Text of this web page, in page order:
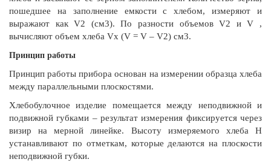
пошедшее на заполнение емкости с хлебом, измеряют и
выражают как V2 (см3). По разности объемов V2 и V ,
вычисляют объем хлеба Vх (V = V – V2) см3.
Принцип работы
Принцип работы прибора основан на измерении образца хлеба
между параллельными плоскостями.
Хлебобулочное изделие помещается между неподвижной и
подвижной губками – результат измерения фиксируется через
визир на мерной линейке. Высоту измеряемого хлеба Н
устанавливают по отметкам, которые делаются на плоскости
неподвижной губки.